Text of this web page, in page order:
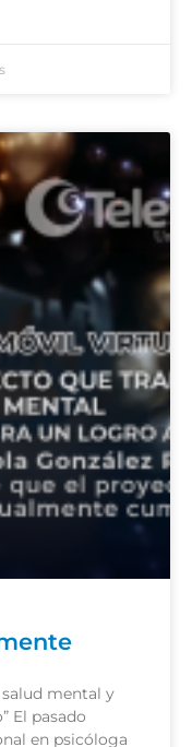
mental y
El pasado
en psicóloga